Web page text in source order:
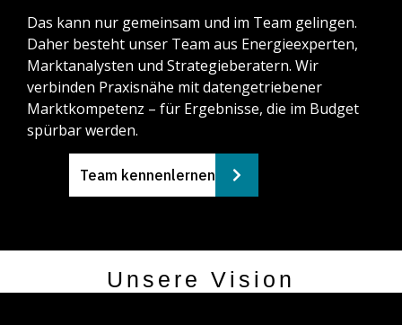
Das kann nur gemeinsam und im Team gelingen.
Daher besteht unser Team aus Energieexperten,
Marktanalysten und Strategieberatern. Wir
verbinden Praxisnähe mit datengetriebener
Marktkompetenz – für Ergebnisse, die im Budget
spürbar werden.
Team kennenlernen
Unsere Vision